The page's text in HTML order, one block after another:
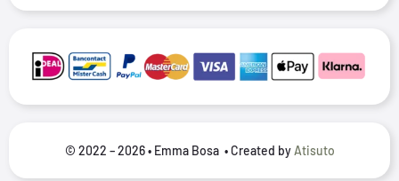
© 2022 – 2026 • Emma Bosa • Created byAtisuto